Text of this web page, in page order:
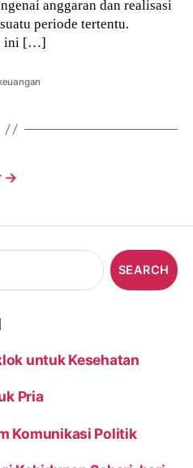
anggaran dan realisasi
periode tertentu.
ini […]
→
untuk Kesehatan
Pria
Komunikasi Politik